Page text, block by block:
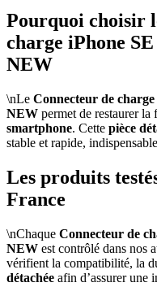
Pourquoi choisir
charge iPhone
NEW
\nLe Connecteur de
NEW permet de restaurer
smartphone. Cette pièce
stable et rapide,
Les produits
France
\nChaque Connecteur de
NEW est contrôlé dans nos
vérifient la compatibilité, la
détachée afin d’assurer une